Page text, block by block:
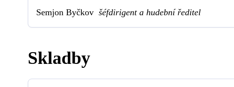
Semjon Byčkov šéfdirigent a hudební ředitel
Skladby